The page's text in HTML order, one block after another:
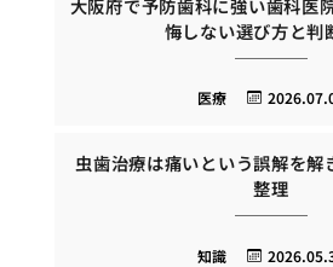
悔しない選び方と判
医療
虫歯治療は痛いという誤解を解
整理
知識